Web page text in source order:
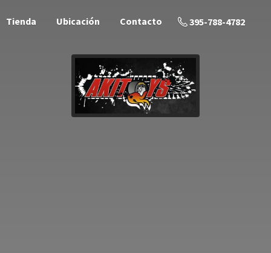
Tienda Ubicación Contacto 395-788-4782